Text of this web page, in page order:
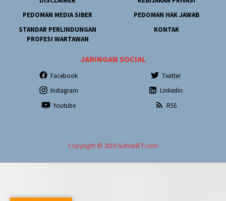
PEDOMAN MEDIA SIBER
PEDOMAN HAK JAWAB
STANDAR PERLINDUNGAN
PROFESI WARTAWAN
KONTAK
JARINGAN SOCIAL
Facebook
Twitter
Instagram
Linkedin
Youtube
RSS
Copyright © 2019 SultraNET.com